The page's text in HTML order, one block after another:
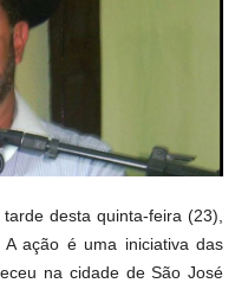
desta quinta-feira (23),
ação é uma iniciativa das
na cidade de São José